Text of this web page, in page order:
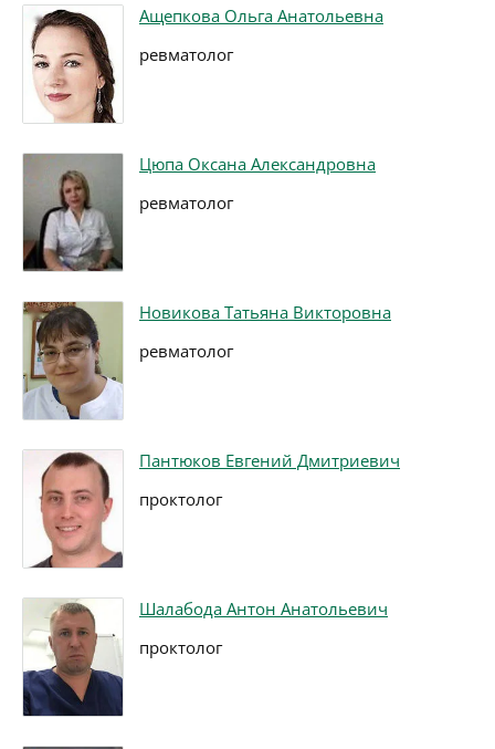
Ащепкова Ольга Анатольевна
ревматолог
Цюпа Оксана Александровна
ревматолог
Новикова Татьяна Викторовна
ревматолог
Пантюков Евгений Дмитриевич
проктолог
Шалабода Антон Анатольевич
проктолог